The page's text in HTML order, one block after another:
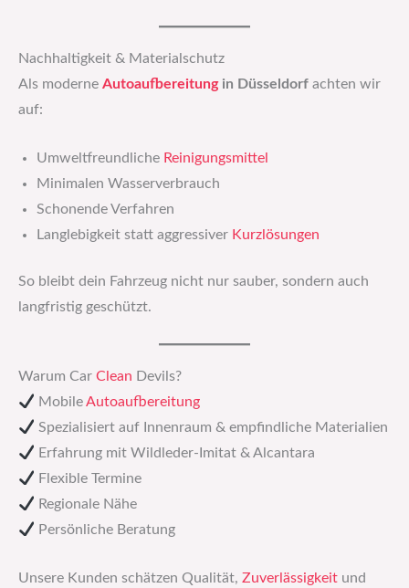
Nachhaltigkeit & Materialschutz
Als moderne Autoaufbereitungin Düsseldorf achten wir
auf:
Umweltfreundliche Reinigungsmittel
Minimalen Wasserverbrauch
Schonende Verfahren
Langlebigkeit statt aggressiver Kurzlösungen
So bleibt dein Fahrzeug nicht nur sauber, sondern auch
langfristig geschützt.
Warum Car Clean
Devils?
Mobile Autoaufbereitung
Spezialisiert auf Innenraum & empfindliche Materialien
Erfahrung mit Wildleder-Imitat & Alcantara
Flexible Termine
Regionale Nähe
Persönliche Beratung
Unsere Kunden schätzen Qualität, Zuverlässigkeit und